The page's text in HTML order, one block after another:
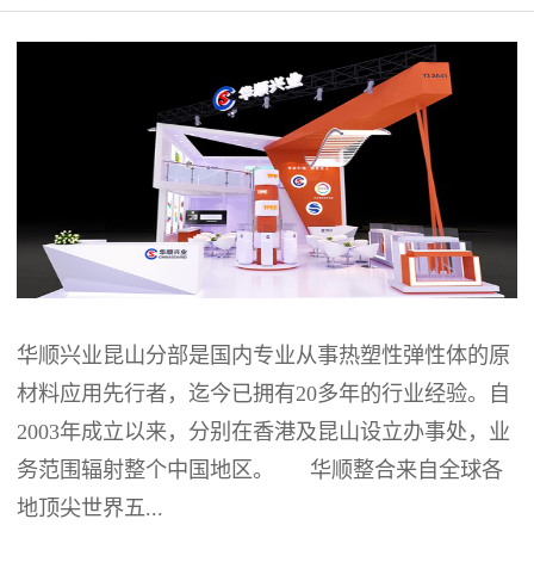
华顺兴业昆山分部是国内专业从事热塑性弹性体的原
材料应用先行者，迄今已拥有20多年的行业经验。自
2003年成立以来，分别在香港及昆山设立办事处，业
务范围辐射整个中国地区。 华顺整合来自全球各
地顶尖世界五...